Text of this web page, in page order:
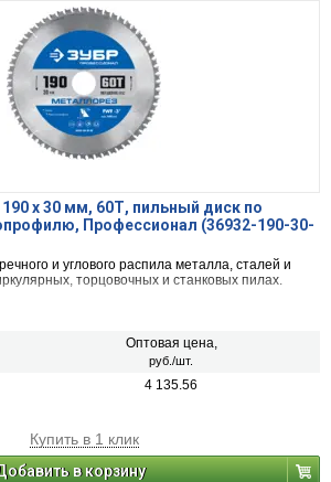
х 30 мм, 60Т, пильный диск по
Профессионал (36932-190-30-
и углового распила металла, сталей и
торцовочных и станковых пилах.
Оптовая цена,
руб./шт.
4 135.56
Купить в 1 клик
в корзину